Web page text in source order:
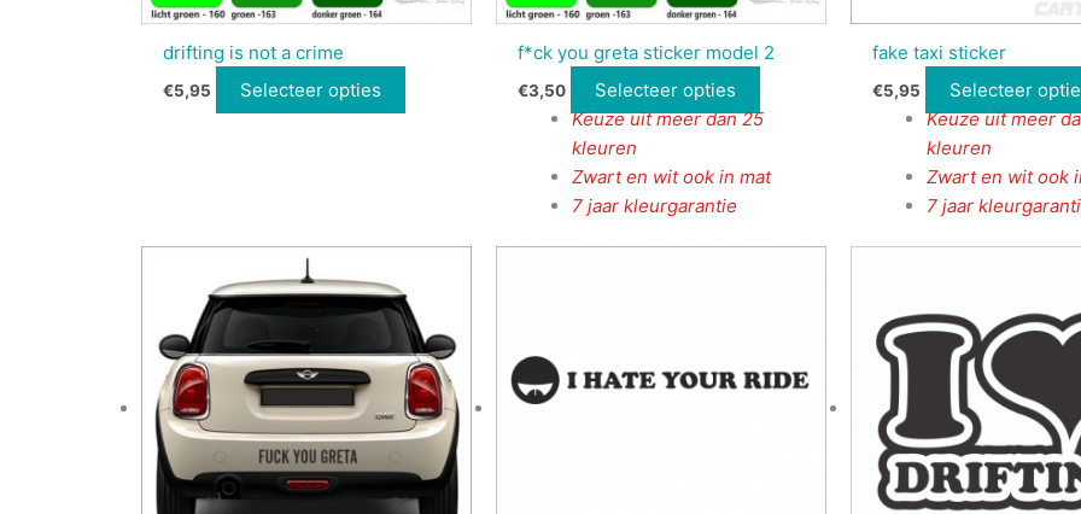
drifting is not a crime
€5,95 Selecteer opties
f*ck you greta sticker model 2
€3,50
Selecteer opties
Keuze uit meer dan 25
kleuren
Zwart en wit ook in mat
7 jaar kleurgarantie
fake taxi sticker
€5,95
Selecteer
Keuze uit meer
kleuren
Zwart en wit ook
7 jaar